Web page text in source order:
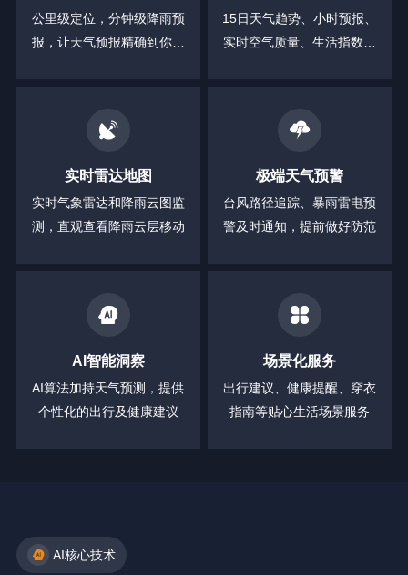
公里级定位，分钟级降雨预
报，让天气预报精确到你身
15日天气趋势、小时预报、
实时空气质量、生活指数等
实时雷达地图
实时气象雷达和降雨云图监
测，直观查看降雨云层移动
极端天气预警
台风路径追踪、暴雨雷电预
警及时通知，提前做好防范
AI智能洞察
AI算法加持天气预测，提供
个性化的出行及健康建议
场景化服务
出行建议、健康提醒、穿衣
指南等贴心生活场景服务
AI核心技术